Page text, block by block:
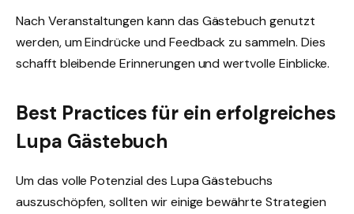
Nach Veranstaltungen kann das Gästebuch genutzt
werden, um Eindrücke und Feedback zu sammeln. Dies
schafft bleibende Erinnerungen und wertvolle Einblicke.
Best Practices für ein erfolgreiches
Lupa Gästebuch
Um das volle Potenzial des Lupa Gästebuchs
auszuschöpfen, sollten wir einige bewährte Strategien